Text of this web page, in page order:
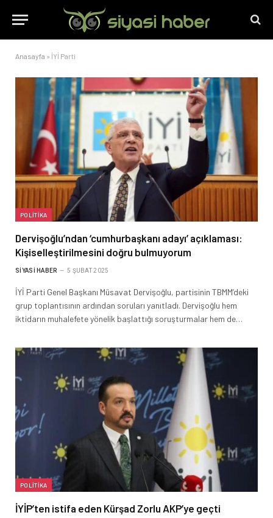
Anasayfa » İYİ Parti
POLITIKA
Dervişoğlu’ndan ‘cumhurbaşkanı adayı’ açıklaması:
Kişiselleştirilmesini doğru bulmuyorum
SIYASI HABER 5 ŞUBAT 2025
İYİ Parti Genel Başkanı Müsavat Dervişoğlu, partisinin TBMM’deki
grup toplantısının ardından soruları yanıtladı. Dervişoğlu hem
iktidarın muhalefete yönelik başlattığı soruşturmalar hem de…
POLITIKA
İYİP’ten istifa eden Kürşad Zorlu AKP’ye geçti